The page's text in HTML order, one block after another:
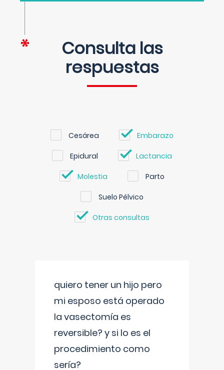
Consulta las
respuestas
Cesárea Embarazo
Epidural Lactancia
Molestia Parto
Suelo Pélvico
Otras consultas
quiero tener un hijo pero
mi esposo está operado
la vasectomía es
reversible? y si lo es el
procedimiento como
sería?